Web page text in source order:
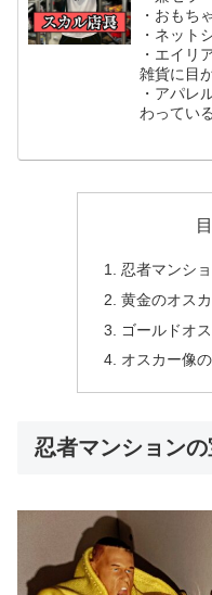
・おもち
・ネット
・エイリ
雑貨に目
・アパレ
わっている
忍者マンシ
黄金のオス
ゴールドオ
オスカー像
忍者マンション